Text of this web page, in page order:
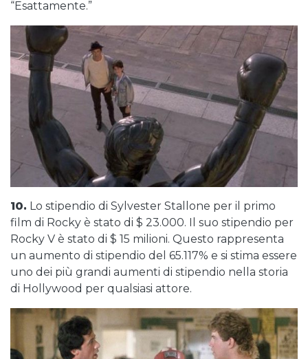
“Esattamente.”
10. Lo stipendio di Sylvester Stallone per il primo
film di Rocky è stato di $ 23.000. Il suo stipendio per
Rocky V è stato di $ 15 milioni. Questo rappresenta
un aumento di stipendio del 65.117% e si stima essere
uno dei più grandi aumenti di stipendio nella storia
di Hollywood per qualsiasi attore.